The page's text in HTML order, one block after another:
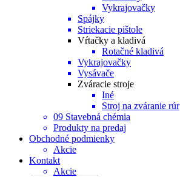
Vykrajovačky
Spájky
Striekacie pištole
Vŕtačky a kladivá
Rotačné kladivá
Vykrajovačky
Vysávače
Zváracie stroje
Iné
Stroj na zváranie rúr
09 Stavebná chémia
Produkty na predaj
Obchodné podmienky
Akcie
Kontakt
Akcie